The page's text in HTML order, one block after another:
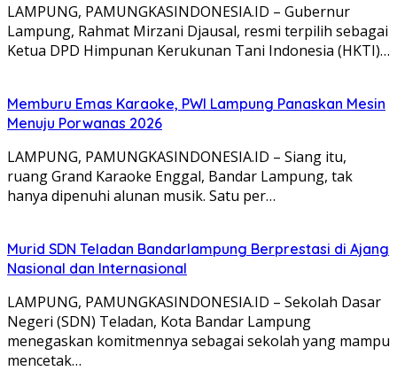
LAMPUNG, PAMUNGKASINDONESIA.ID – Gubernur
Lampung, Rahmat Mirzani Djausal, resmi terpilih sebagai
Ketua DPD Himpunan Kerukunan Tani Indonesia (HKTI)…
Memburu Emas Karaoke, PWI Lampung Panaskan Mesin
Menuju Porwanas 2026
LAMPUNG, PAMUNGKASINDONESIA.ID – Siang itu,
ruang Grand Karaoke Enggal, Bandar Lampung, tak
hanya dipenuhi alunan musik. Satu per…
Murid SDN Teladan Bandarlampung Berprestasi di Ajang
Nasional dan Internasional
LAMPUNG, PAMUNGKASINDONESIA.ID – Sekolah Dasar
Negeri (SDN) Teladan, Kota Bandar Lampung
menegaskan komitmennya sebagai sekolah yang mampu
mencetak…